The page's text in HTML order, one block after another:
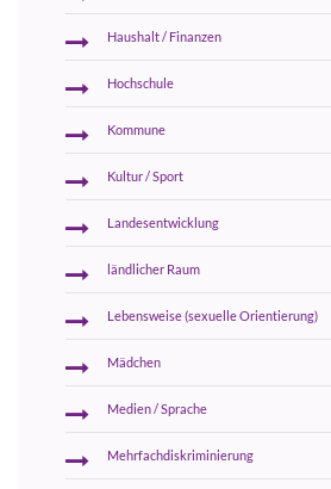
Haushalt / Finanzen
Hochschule
Kommune
Kultur / Sport
Landesentwicklung
ländlicher Raum
Lebensweise (sexuelle Orientierung)
Mädchen
Medien / Sprache
Mehrfachdiskriminierung